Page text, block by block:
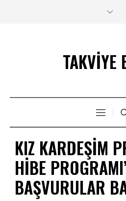
TAKVİYE
KIZ KARDEŞIM
HIBE
BAŞVURULAR